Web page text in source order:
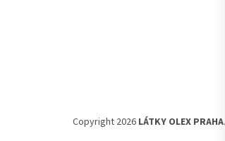
Copyright 2026 LÁTKY OLEX PRAHA